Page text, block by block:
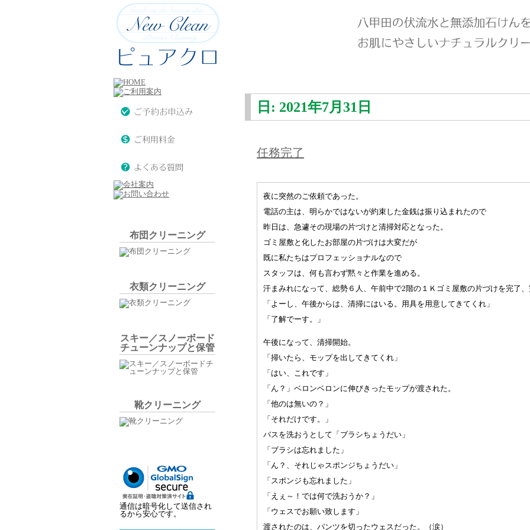
布団クリーニング
衣類クリーニング
スキー／スノーボード
チューンナップと保管
靴クリーニング
通信は暗号化して送信され
るから安心です。
日: 2021年7月31日
任務完了
夜に突然のご依頼であった。
電話の主は、明らかではないが約束した金銭は振り込まれたので
昨日は、急遽その現場の片づけと清掃対応となった。
ゴミ屋敷と化したお部屋の片づけは大変だが
既に私たちはプロフェッショナルなので
スタッフは、何も言わず黙々と作業を進める。
汗まみれになって、総勢６人、午前中で2階の１Ｋゴミ屋敷の片づけを完了
「よーし、午後からは、清掃にはいる。用具を用意してきてくれ」
「了解でーす。」
午後になって、清掃開始。
「掃いたら、モップを出してきてくれ」
「はい、これです」
「ん？」ベロンベロンに伸びきったモップが渡された。
「他のは無いの？」
「それだけです。」
バスを洗おうとして「ブラシちょうだい」
「ブラシは忘れました」
「ん？、それじゃスポンジちょうだい」
「スポンジも忘れました」
「えぇ～！では何で洗おうか？」
「ウェスでお願い致します」
渡されたのは、パンツを切ったウェスだった。（涙）